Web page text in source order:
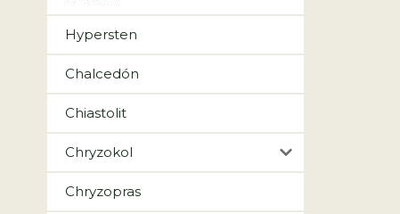
Hypersten
Chalcedón
Chiastolit
Chryzokol
Chryzopras